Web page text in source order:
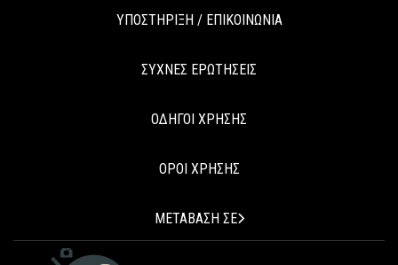
ΥΠΟΣΤΗΡΙΞΗ / ΕΠΙΚΟΙΝΩΝΙΑ
ΣΥΧΝΕΣ ΕΡΩΤΗΣΕΙΣ
ΟΔΗΓΟΙ ΧΡΗΣΗΣ
ΟΡΟΙ ΧΡΗΣΗΣ
ΜΕΤΑΒΑΣΗ ΣΕ